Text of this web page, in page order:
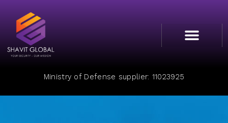
Ministry of Defense supplier: 11023925